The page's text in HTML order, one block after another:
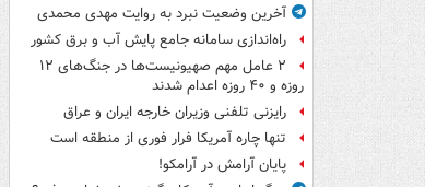
آخرین وضعیت نبرد به روایت مهدی محمدی
راه‌اندازی سامانه جامع پایش آب و برق کشور
۲ عامل مهم صهیونیست‌ها در جنگ‌های ۱۲
روزه و ۴۰ روزه اعدام شدند
رایزنی تلفنی وزیران خارجه ایران و عراق
تنها چاره آمریکا فرار فوری از منطقه است
پایان آرامش در آرامکو!